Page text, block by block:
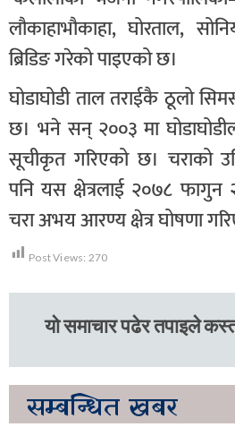
लौकाहाभौकाहा, घोरताल,
ब्रिडिङ गरेको पाइएको छ।
घोडाघोडी ताल तराईकै ठूलो
छ। भने सन् २००३ मा
सूचीकृत गरिएको छ। चराको
पनि यस क्षेत्रलाई २०७८
चरा अभय आरण्य क्षेत्र घोषणा
Post Views: 270
यो समाचार पढेर तपाइले
सम्बन्धित खबर